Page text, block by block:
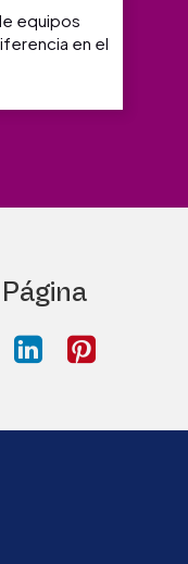
equipos
en el